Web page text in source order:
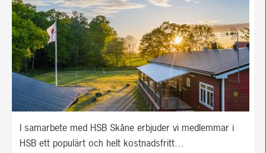
I samarbete med HSB Skåne erbjuder vi medlemmar i
HSB ett populärt och helt kostnadsfritt…